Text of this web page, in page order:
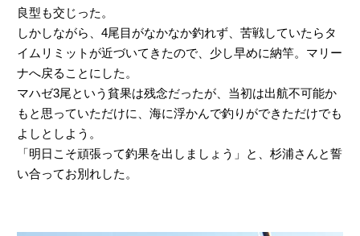
良型も交じった。
しかしながら、4尾目がなかなか釣れず、苦戦していたらタ
イムリミットが近づいてきたので、少し早めに納竿。マリー
ナへ戻ることにした。
マハゼ3尾という貧果は残念だったが、当初は出航不可能か
もと思っていただけに、海に浮かんで釣りができただけでも
よしとしよう。
「明日こそ頑張って釣果を出しましょう」と、杉浦さんと誓
い合ってお別れした。